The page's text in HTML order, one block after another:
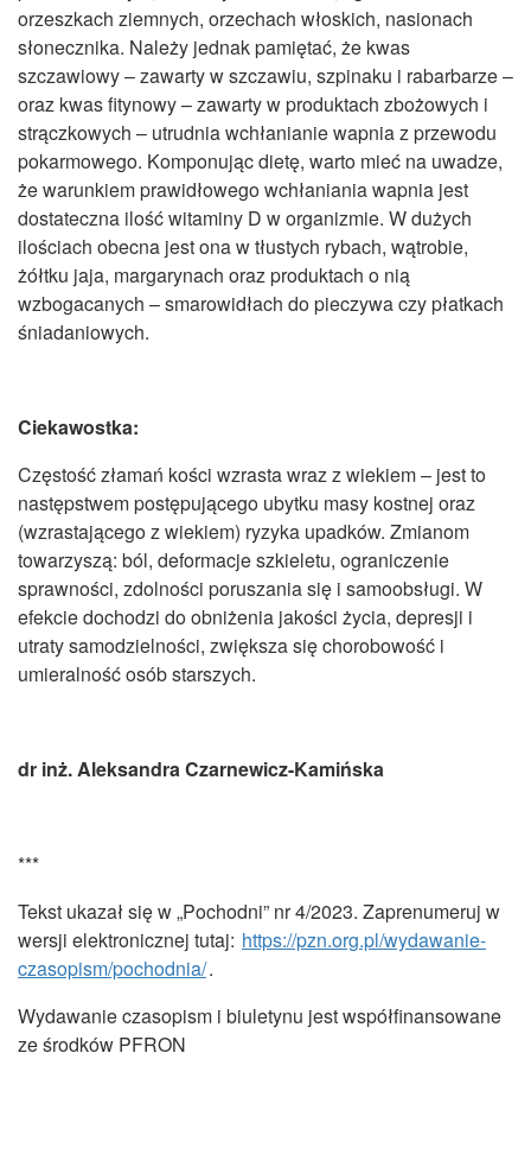
orzeszkach ziemnych, orzechach włoskich, nasionach
słonecznika. Należy jednak pamiętać, że kwas
szczawiowy – zawarty w szczawiu, szpinaku i rabarbarze –
oraz kwas fitynowy – zawarty w produktach zbożowych i
strączkowych – utrudnia wchłanianie wapnia z przewodu
pokarmowego. Komponując dietę, warto mieć na uwadze,
że warunkiem prawidłowego wchłaniania wapnia jest
dostateczna ilość witaminy D w organizmie. W dużych
ilościach obecna jest ona w tłustych rybach, wątrobie,
żółtku jaja, margarynach oraz produktach o nią
wzbogacanych – smarowidłach do pieczywa czy płatkach
śniadaniowych.
Ciekawostka:
Częstość złamań kości wzrasta wraz z wiekiem – jest to
następstwem postępującego ubytku masy kostnej oraz
(wzrastającego z wiekiem) ryzyka upadków. Zmianom
towarzyszą: ból, deformacje szkieletu, ograniczenie
sprawności, zdolności poruszania się i samoobsługi. W
efekcie dochodzi do obniżenia jakości życia, depresji i
utraty samodzielności, zwiększa się chorobowość i
umieralność osób starszych.
dr inż. Aleksandra Czarnewicz-Kamińska
***
Tekst ukazał się w „Pochodni” nr 4/2023. Zaprenumeruj w
wersji elektronicznej tutaj: https://pzn.org.pl/wydawanie-
czasopism/pochodnia/.
Wydawanie czasopism i biuletynu jest współfinansowane
ze środków PFRON